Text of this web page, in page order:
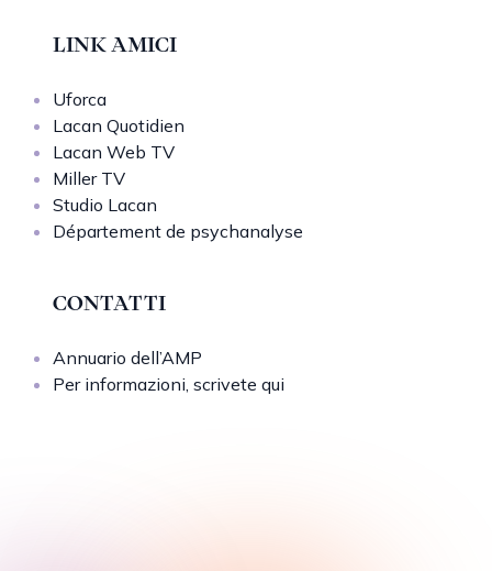
LINK AMICI
Uforca
Lacan Quotidien
Lacan Web TV
Miller TV
Studio Lacan
Département de psychanalyse
CONTATTI
Annuario dell’AMP
Per informazioni, scrivete qui